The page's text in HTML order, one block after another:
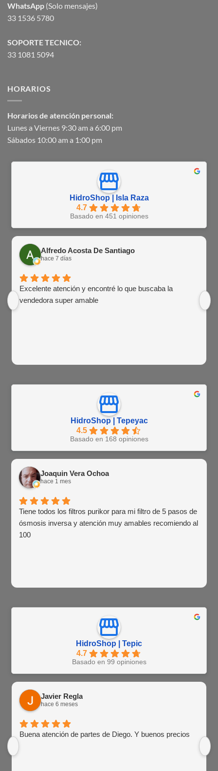
WhatsApp (Solo mensajes)
33 1536 5780
SOPORTE TECNICO:
33 1081 5094
HORARIOS
Horarios de atención personal:
Lunes a Viernes 9:30 am a 6:00 pm
Sábados 10:00 am a 1:00 pm
HidroShop | Isla Raza
4.7
Basado en 451 opiniones
Alfredo Acosta De Santiago
hace 7 días
Excelente atención y encontré lo que buscaba la
vendedora super amable
HidroShop | Tepeyac
4.5
Basado en 168 opiniones
Joaquin Vera Ochoa
hace 1 mes
Tiene todos los filtros purikor para mi filtro de 5 pasos de
ósmosis inversa y atención muy amables recomiendo al
100
HidroShop | Tepic
4.7
Basado en 99 opiniones
Javier Regla
hace 6 meses
Buena atención de partes de Diego. Y buenos precios